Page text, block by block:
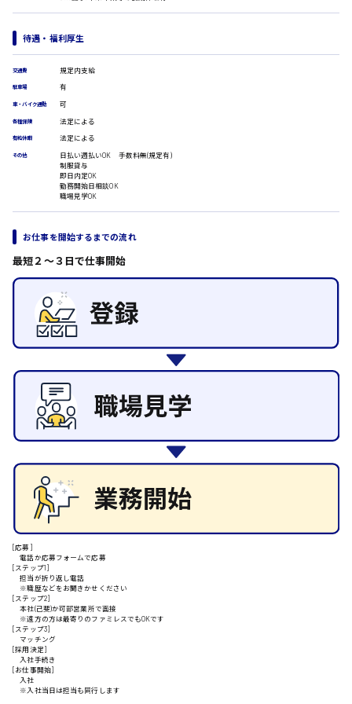
IT・クリエイティブ系
WEBデザイナー
校正・編集
システムエンジニア
プログラマー
カスタマーエンジニア
販売・サービス・フード系
経営企画
ホール
営業
ラウンダー営業
ルート営業
施設管理・整備
清掃
施工管理
自動車整備士
広島市安佐北区
広島市安芸区
安芸高田市
山県郡
安芸郡
山口県
時給制すべて
日給8000円～
日給10000円以上
待遇・福利厚生
交通費 規定内支給
駐車場 有
車・バイク通勤 可
各種保険 法定による
有給休暇 法定による
その他
日払い週払いOK 手数料無(規定有)
制服貸与
即日内定OK
勤務開始日相談OK
職場見学OK
お仕事を開始するまでの流れ
最短２〜３日で仕事開始
[応募]
電話か応募フォームで応募
[ステップ1]
担当が折り返し電話
※職歴などをお聞きかせください
[ステップ2]
本社(己斐)か可部営業所で面接
※遠方の方は最寄りのファミレスでもOKです
[ステップ3]
マッチング
[採用決定]
入社手続き
[お仕事開始]
入社
※入社当日は担当も同行します